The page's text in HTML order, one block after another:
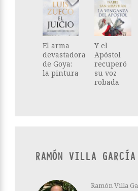
El arma
devastadora
de Goya:
la pintura
Y el
Apóstol
recuperó
su voz
robada
RAMÓN VILLA GARCÍA
Ramón Villa